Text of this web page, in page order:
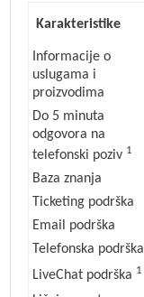
Karakteristike
Informacije o
uslugama i
proizvodima
Do 5 minuta
odgovora na
telefonski poziv 1
Baza znanja
Ticketing podrška
Email podrška
Telefonska podrška
LiveChat podrška 1